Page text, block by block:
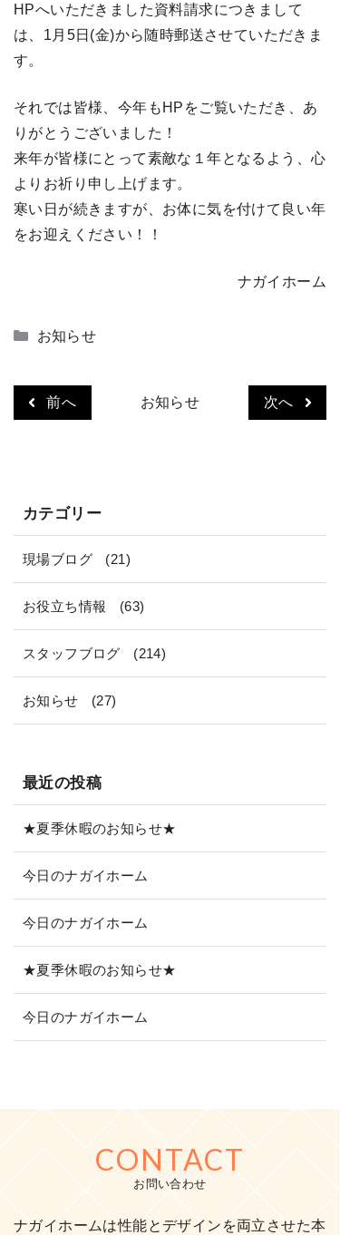
HPへいただきました資料請求につきまして
は、1月5日(金)から随時郵送させていただきま
す。
それでは皆様、今年もHPをご覧いただき、あ
りがとうございました！
来年が皆様にとって素敵な１年となるよう、心
よりお祈り申し上げます。
寒い日が続きますが、お体に気を付けて良い年
をお迎えください！！
ナガイホーム
カ
リ
ー
お知らせ
前へ お知らせ 次へ
カテゴリー
現場ブログ (21)
お役立ち情報 (63)
スタッフブログ (214)
お知らせ (27)
最近の投稿
★夏季休暇のお知らせ★
今日のナガイホーム
今日のナガイホーム
★夏季休暇のお知らせ★
今日のナガイホーム
CONTACT
お問い合わせ
ナガイホームは性能とデザインを両立させた本